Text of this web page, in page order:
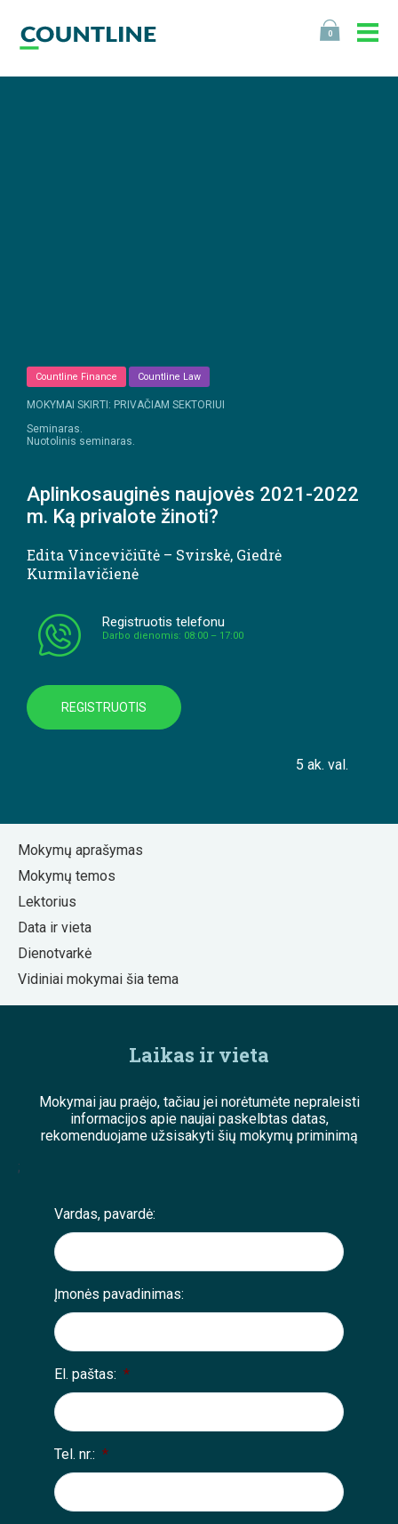
0
Countline Finance Countline Law
MOKYMAI SKIRTI: PRIVAČIAM SEKTORIUI
Seminaras.
Nuotolinis seminaras.
Aplinkosauginės naujovės 2021-2022
m. Ką privalote žinoti?
Edita Vincevičiūtė – Svirskė, Giedrė
Kurmilavičienė
Registruotis telefonu
Darbo dienomis: 08:00 – 17:00
REGISTRUOTIS
5 ak. val.
Mokymų aprašymas
Mokymų temos
Lektorius
Data ir vieta
Dienotvarkė
Vidiniai mokymai šia tema
Laikas ir vieta
Mokymai jau praėjo, tačiau jei norėtumėte nepraleisti
informacijos apie naujai paskelbtas datas,
rekomenduojame užsisakyti šių mokymų priminimą
;
Vardas, pavardė:
Įmonės pavadinimas:
El. paštas: *
Tel. nr.: *